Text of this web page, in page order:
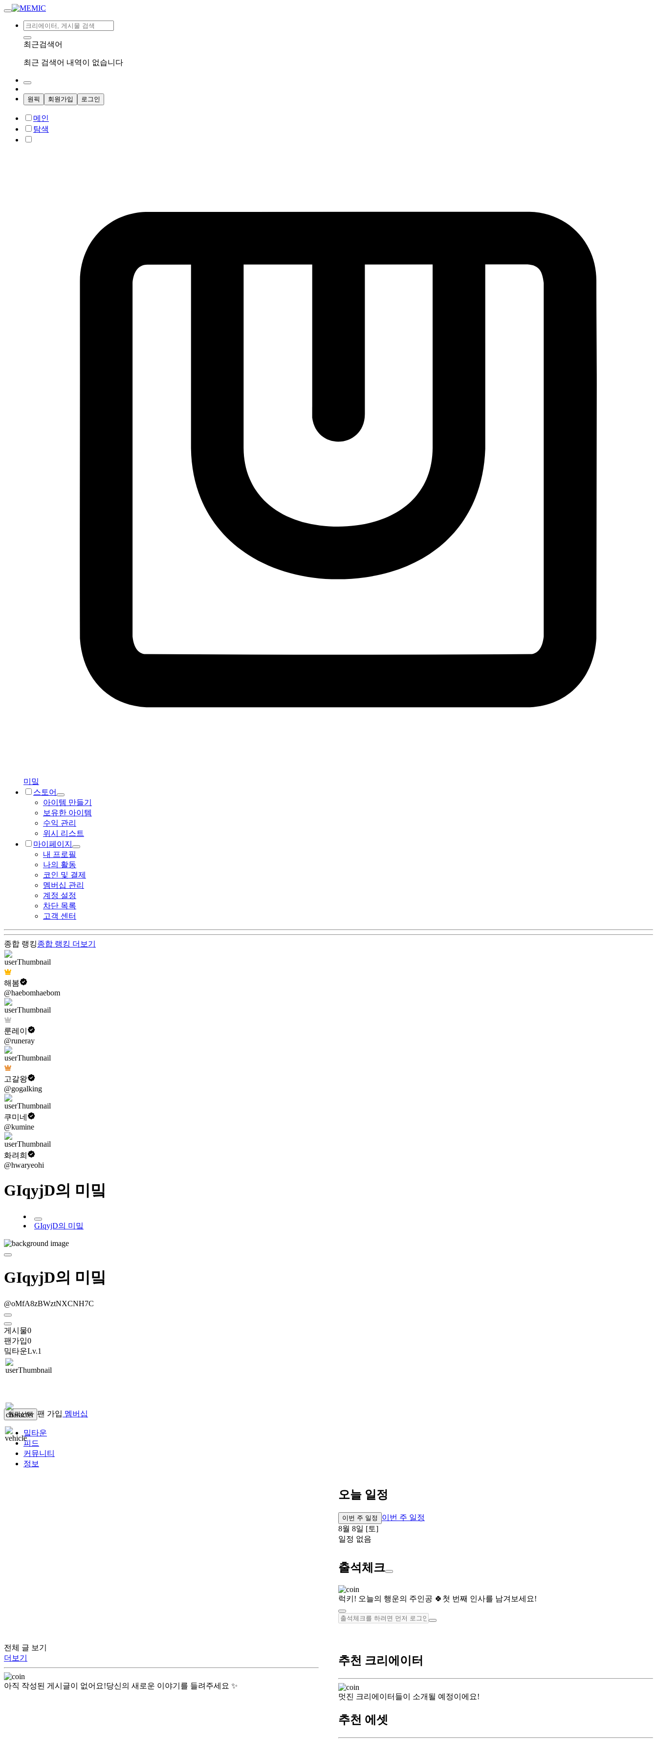
최근검색어
최근 검색어 내역이 없습니다
원픽 회원가입 로그인
메인
탐색
미밐
스토어
아이템 만들기
보유한 아이템
수익 관리
위시 리스트
마이페이지
내 프로필
나의 활동
코인 및 결제
멤버십 관리
계정 설정
차단 목록
고객 센터
종합 랭킹종합 랭킹 더보기
해봄
@haebomhaebom
룬레이
@runeray
고갈왕
@gogalking
쿠미네
@kumine
화려희
@hwaryeohi
GIqyjD의 미밐
GIqyjD의 미밐
GIqyjD의 미밐
@oMfA8zBWztNXCNH7C
게시물0
팬가입0
밐타운Lv.1
원픽선택 팬 가입 멤버십
밐타운
피드
커뮤니티
정보
오늘 일정
이번 주 일정
이번 주 일정
8월 8일 [토]
일정 없음
출석체크
럭키! 오늘의 행운의 주인공 🍀 첫 번째 인사를 남겨보세요!
전체 글 보기
더보기
아직 작성된 게시글이 없어요!당신의 새로운 이야기를 들려주세요 ✨
추천 크리에이터
멋진 크리에이터들이 소개될 예정이에요!
추천 에셋